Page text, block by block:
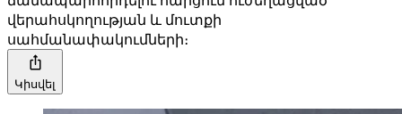
վերահսկողության և մուտքի
սահմանափակումների։
Կիսվել